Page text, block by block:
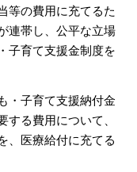
等の費用に充てるた
連帯し、公平な立場
子育て支援金制度を
・子育て支援納付金
る費用について、
、医療給付に充てる